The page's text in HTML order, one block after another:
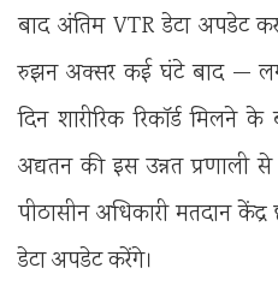
बाद अंतिम VTR डेटा अपडेट
रुझन अक्सर कई घंटे बाद —
दिन शारीरिक रिकॉर्ड मिलने
अद्यतन की इस उन्नत प्रणाली
पीठासीन अधिकारी मतदान
डेटा अपडेट करेंगे।